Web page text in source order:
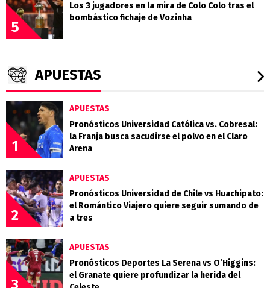
5
Los 3 jugadores en la mira de Colo Colo tras el
bombástico fichaje de Vozinha
APUESTAS
1
APUESTAS
Pronósticos Universidad Católica vs. Cobresal:
la Franja busca sacudirse el polvo en el Claro
Arena
2
APUESTAS
Pronósticos Universidad de Chile vs Huachipato:
el Romántico Viajero quiere seguir sumando de
a tres
3
APUESTAS
Pronósticos Deportes La Serena vs O’Higgins:
el Granate quiere profundizar la herida del